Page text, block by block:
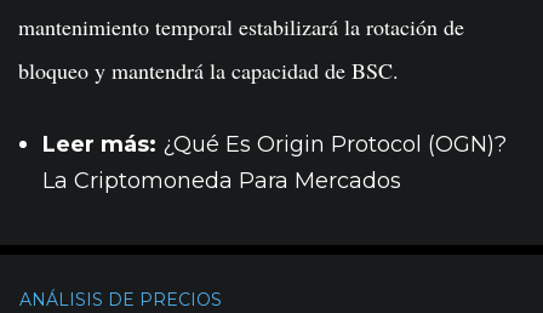
mantenimiento temporal estabilizará la rotación de
bloqueo y mantendrá la capacidad de BSC.
Leer más: ¿Qué Es Origin Protocol (OGN)?
La Criptomoneda Para Mercados
ANÁLISIS DE PRECIOS